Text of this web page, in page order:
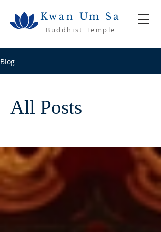
Kwan Um Sa
Buddhist Temple
Blog
All Posts